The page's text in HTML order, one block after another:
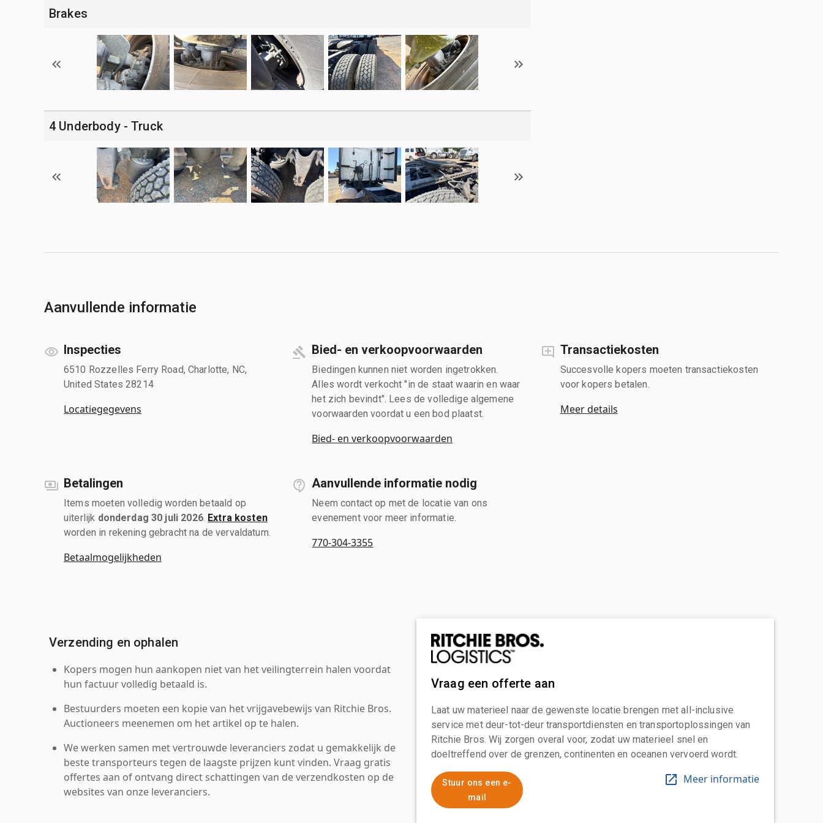
Brakes
4 Underbody - Truck
Aanvullende informatie
Inspecties
6510 Rozzelles Ferry Road, Charlotte, NC,
United States 28214
Locatiegegevens
Bied- en verkoopvoorwaarden
Biedingen kunnen niet worden ingetrokken.
Alles wordt verkocht "in de staat waarin en waar
het zich bevindt". Lees de volledige algemene
voorwaarden voordat u een bod plaatst.
Bied- en verkoopvoorwaarden
Transactiekosten
Succesvolle kopers moeten transactiekosten
voor kopers betalen.
Meer details
Betalingen
Items moeten volledig worden betaald op
uiterlijk donderdag 30 juli 2026. Extra kosten
worden in rekening gebracht na de vervaldatum.
Betaalmogelijkheden
Aanvullende informatie nodig
Neem contact op met de locatie van ons
evenement voor meer informatie.
770-304-3355
Verzending en ophalen
Kopers mogen hun aankopen niet van het veilingterrein halen voordat
hun factuur volledig betaald is.
Bestuurders moeten een kopie van het vrijgavebewijs van Ritchie Bros.
Auctioneers meenemen om het artikel op te halen.
We werken samen met vertrouwde leveranciers zodat u gemakkelijk de
beste transporteurs tegen de laagste prijzen kunt vinden. Vraag gratis
offertes aan of ontvang direct schattingen van de verzendkosten op de
websites van onze leveranciers.
Vraag een offerte aan
Laat uw materieel naar de gewenste locatie brengen met all-inclusive
service met deur-tot-deur transportdiensten en transportoplossingen van
Ritchie Bros. Wij zorgen overal voor, zodat uw materieel snel en
doeltreffend over de grenzen, continenten en oceanen vervoerd wordt.
Stuur ons een e-
mail
Meer informatie